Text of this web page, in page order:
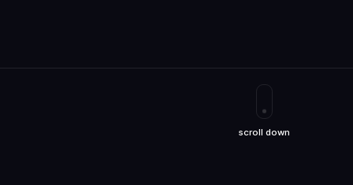
scroll down